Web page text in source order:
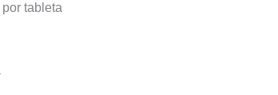
tableta